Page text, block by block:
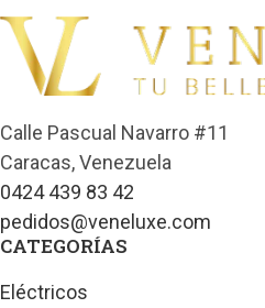
Calle Pascual Navarro #11
Caracas, Venezuela
0424 439 83 42
pedidos@veneluxe.com
CATEGORÍAS
Eléctricos